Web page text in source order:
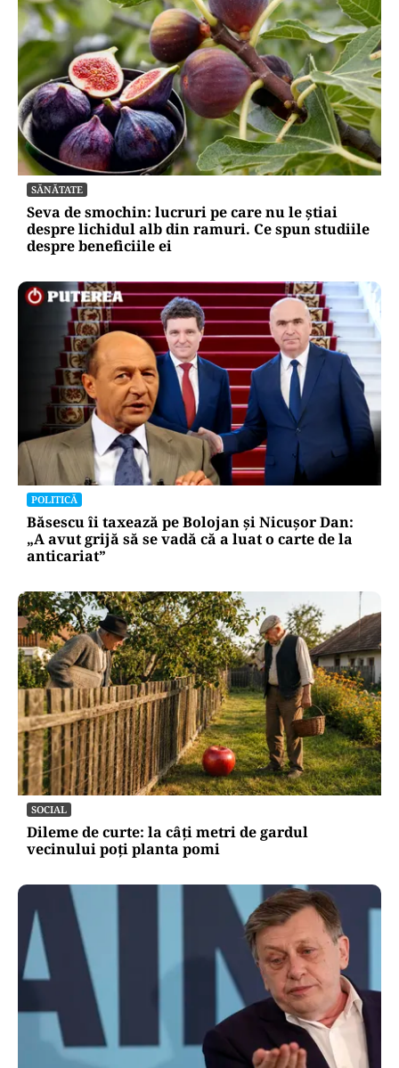
SĂNĂTATE
Seva de smochin: lucruri pe care nu le știai
despre lichidul alb din ramuri. Ce spun studiile
despre beneficiile ei
POLITICĂ
Băsescu îi taxează pe Bolojan și Nicușor Dan:
„A avut grijă să se vadă că a luat o carte de la
anticariat”
SOCIAL
Dileme de curte: la câți metri de gardul
vecinului poți planta pomi